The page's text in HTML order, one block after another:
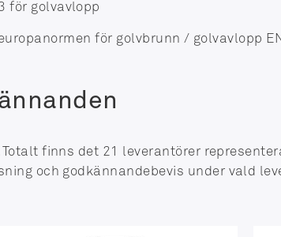
för golvavlopp
för golvbrunn / golvavlopp
finns det 21 leverantörer
och godkännandebevis under vald